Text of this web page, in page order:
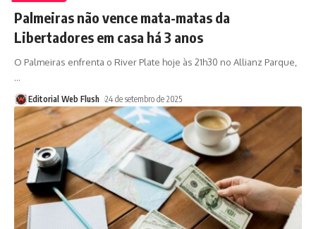
Palmeiras não vence mata-matas da
Libertadores em casa há 3 anos
O Palmeiras enfrenta o River Plate hoje às 21h30 no Allianz Parque,
…
Editorial Web Flush 24 de setembro de 2025